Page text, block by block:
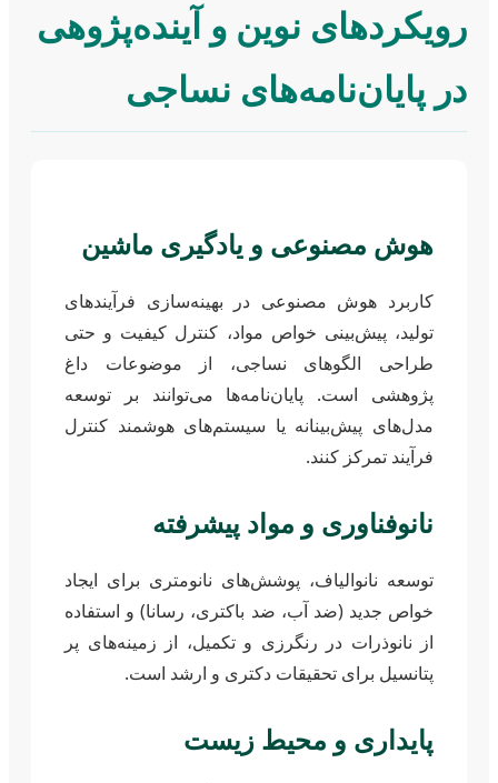
رویکردهای نوین و آینده‌پژوهی
در پایان‌نامه‌های نساجی
هوش مصنوعی و یادگیری ماشین
کاربرد هوش مصنوعی در بهینه‌سازی فرآیندهای
تولید، پیش‌بینی خواص مواد، کنترل کیفیت و حتی
طراحی الگوهای نساجی، از موضوعات داغ
پژوهشی است. پایان‌نامه‌ها می‌توانند بر توسعه
مدل‌های پیش‌بینانه یا سیستم‌های هوشمند کنترل
فرآیند تمرکز کنند.
نانوفناوری و مواد پیشرفته
توسعه نانوالیاف، پوشش‌های نانومتری برای ایجاد
خواص جدید (ضد آب، ضد باکتری، رسانا) و استفاده
از نانوذرات در رنگرزی و تکمیل، از زمینه‌های پر
پتانسیل برای تحقیقات دکتری و ارشد است.
پایداری و محیط زیست